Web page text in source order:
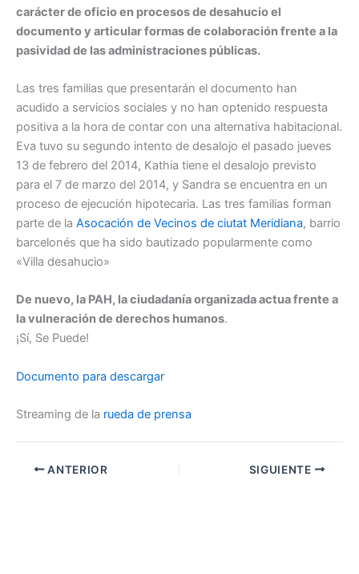
carácter de oficio en procesos de desahucio el
documento y articular formas de colaboración frente a la
pasividad de las administraciones públicas.
Las tres familias que presentarán el documento han
acudido a servicios sociales y no han optenido respuesta
positiva a la hora de contar con una alternativa habitacional.
Eva tuvo su segundo intento de desalojo el pasado jueves
13 de febrero del 2014, Kathia tiene el desalojo previsto
para el 7 de marzo del 2014, y Sandra se encuentra en un
proceso de ejecución hipotecaria. Las tres familias forman
parte de la Asocación de Vecinos de ciutat Meridiana, barrio
barcelonés que ha sido bautizado popularmente como
«Villa desahucio»
De nuevo, la PAH, la ciudadanía organizada actua frente a
la vulneración de derechos humanos.
¡Sí, Se Puede!
Documento para descargar
Streaming de la rueda de prensa
ANTERIOR SIGUIENTE